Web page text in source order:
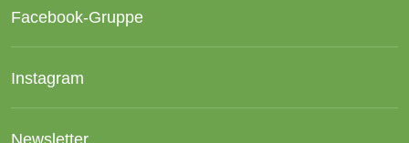
Facebook-Gruppe
Instagram
Newsletter